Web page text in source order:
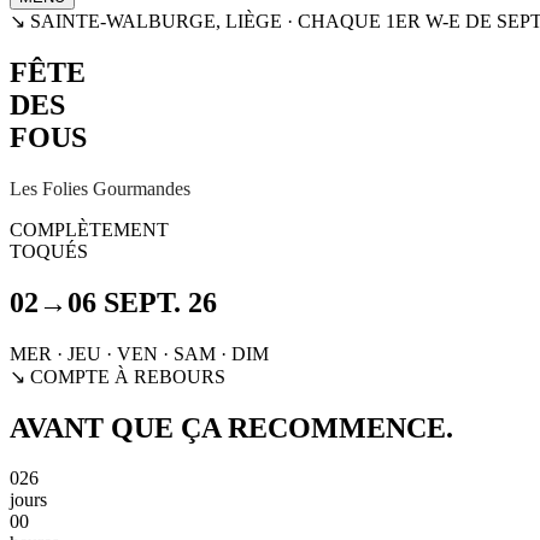
↘ SAINTE-WALBURGE, LIÈGE · CHAQUE 1ER W-E DE
FÊTE
DES
FOUS
Les Folies Gourmandes
COMPLÈTEMENT
TOQUÉS
02→06 SEPT. 26
MER · JEU · VEN · SAM · DIM
↘ COMPTE À REBOURS
AVANT QUE ÇA RECOMMENCE.
026
jours
00